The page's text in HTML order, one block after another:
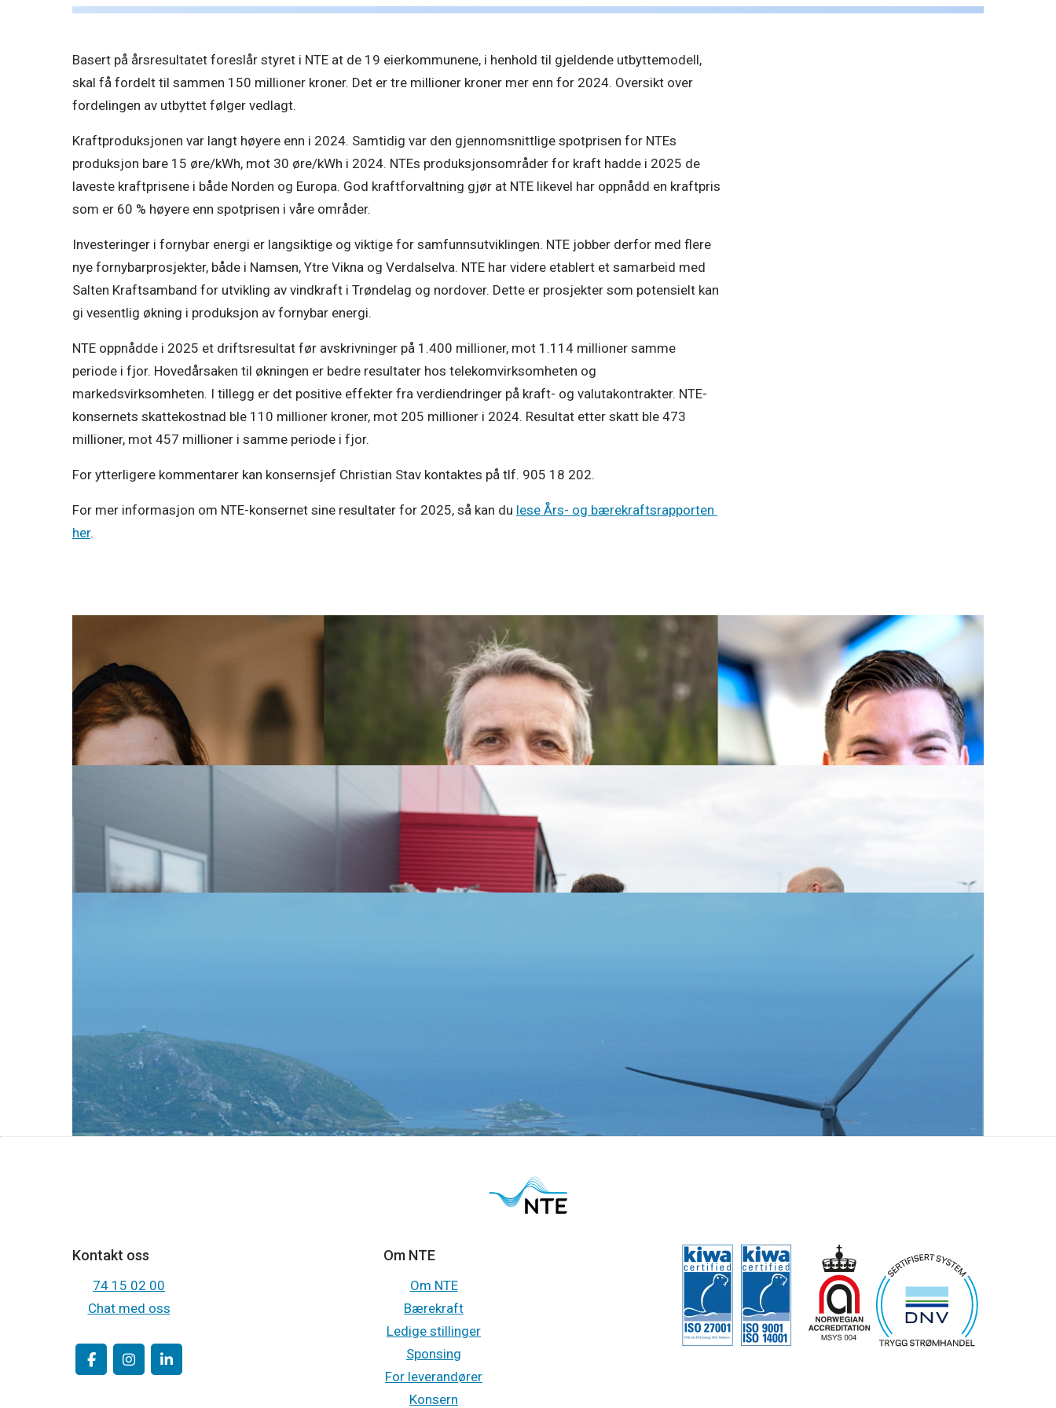
Basert på årsresultatet foreslår styret i NTE at de 19 eierkommunene, i henhold til gjeldende utbyttemodell,
skal få fordelt til sammen 150 millioner kroner. Det er tre millioner kroner mer enn for 2024. Oversikt over
fordelingen av utbyttet følger vedlagt.
Kraftproduksjonen var langt høyere enn i 2024. Samtidig var den gjennomsnittlige spotprisen for NTEs
produksjon bare 15 øre/kWh, mot 30 øre/kWh i 2024. NTEs produksjonsområder for kraft hadde i 2025 de
laveste kraftprisene i både Norden og Europa. God kraftforvaltning gjør at NTE likevel har oppnådd en kraftpris
som er 60 % høyere enn spotprisen i våre områder.
Investeringer i fornybar energi er langsiktige og viktige for samfunnsutviklingen. NTE jobber derfor med flere
nye fornybarprosjekter, både i Namsen, Ytre Vikna og Verdalselva. NTE har videre etablert et samarbeid med
Salten Kraftsamband for utvikling av vindkraft i Trøndelag og nordover. Dette er prosjekter som potensielt kan
gi vesentlig økning i produksjon av fornybar energi.
NTE oppnådde i 2025 et driftsresultat før avskrivninger på 1.400 millioner, mot 1.114 millioner samme
periode i fjor. Hovedårsaken til økningen er bedre resultater hos telekomvirksomheten og
markedsvirksomheten. I tillegg er det positive effekter fra verdiendringer på kraft- og valutakontrakter. NTE-
konsernets skattekostnad ble 110 millioner kroner, mot 205 millioner i 2024. Resultat etter skatt ble 473
millioner, mot 457 millioner i samme periode i fjor.
For ytterligere kommentarer kan konsernsjef Christian Stav kontaktes på tlf. 905 18 202.
For mer informasjon om NTE-konsernet sine resultater for 2025, så kan du lese Års- og bærekraftsrapporten
her.
NTE, SKS og Nordkraft går sammen om kraftløft i Finnmark
Nordkraft, SKS og NTE går sammen om videre utvikling av vindkraft i Finnmark. Samarbeidet er et felles løft og en tydelig ambisjon om å bidra til kraft- og
industriløftet for Finnmark, i en region hvor behovet for ny fornybar kraft, ny industri og et robust, framtidsrettet kraftnett er stort.
Les mer
JM Hansen kjøper NTE Elektro
Den familieeide elektroentreprenøren JM Hansen, med hovedkontor i Tromsø, kjøper NTE Elektro.
Les om salget og overgangen
NTE har oppnådd et tilfredsstillende halvårsresultat til tross for svært lave kraftpriser. Resultatet etter skatt ble 283 millioner kroner, sammenlignet med
nettvirksomheten som nøkkelfaktorer for det positive resultatet
Se halvårsresultat for 2025
Kontakt oss
74 15 02 00
Chat med oss
Om NTE
Om NTE
Bærekraft
Ledige stillinger
Sponsing
For leverandører
Konsern